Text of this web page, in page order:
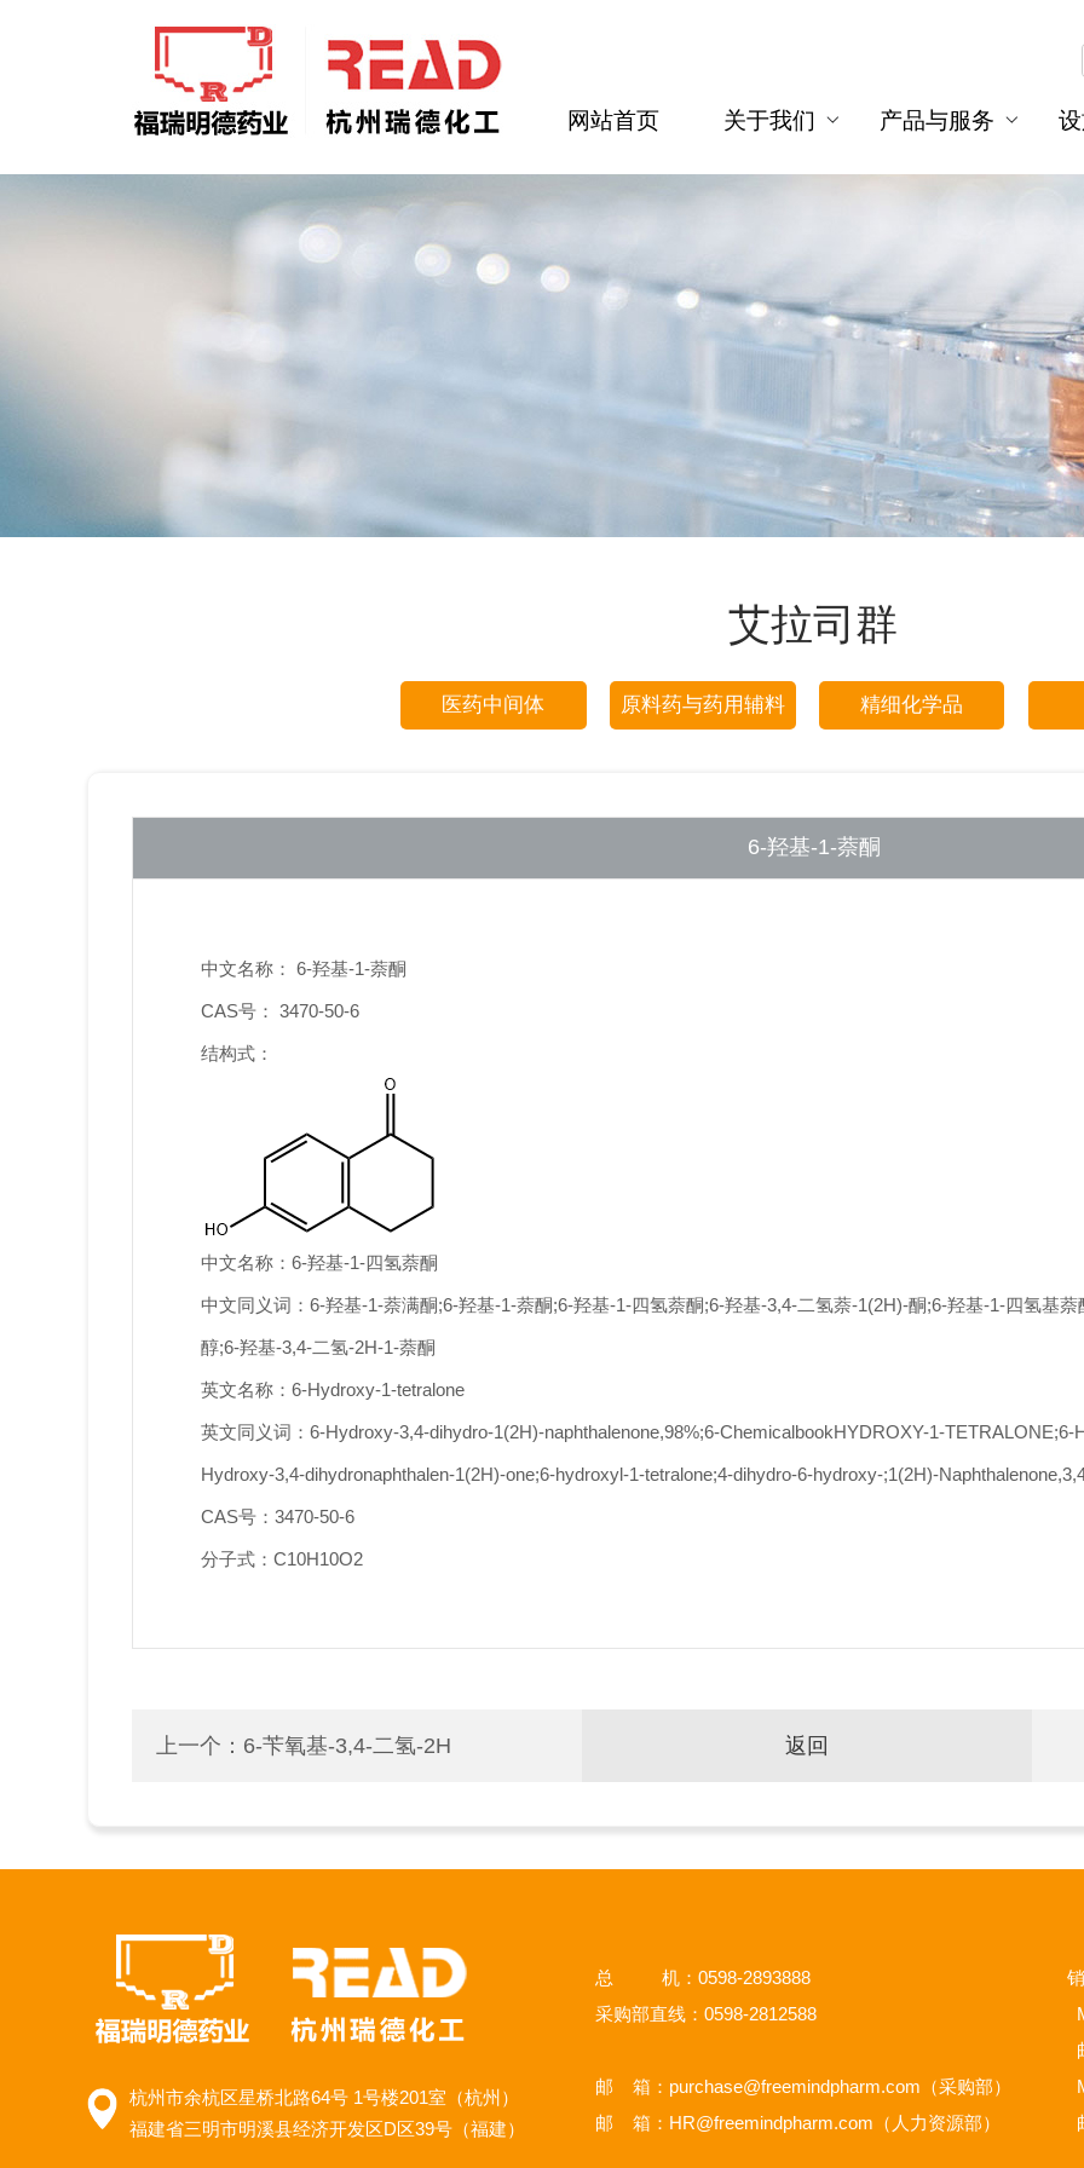
网站首页 关于我们 产品与服务
艾拉司群
医药中间体 原料药与药用辅料 精细化学品
6-羟基-1-萘酮
中文名称： 6-羟基-1-萘酮
CAS号： 3470-50-6
结构式：
中文名称：6-羟基-1-四氢萘酮
中文同义词：6-羟基-1-萘满酮;6-羟基-1-萘酮;6-羟基-1-四氢萘酮;6-羟基-3,4-二氢萘-1(2H)-酮;6-羟基-1-四氢基
醇;6-羟基-3,4-二氢-2H-1-萘酮
英文名称：6-Hydroxy-1-tetralone
英文同义词：6-Hydroxy-3,4-dihydro-1(2H)-naphthalenone,98%;6-ChemicalbookHYDROXY-1-
Hydroxy-3,4-dihydronaphthalen-1(2H)-one;6-hydroxyl-1-tetralone;4-dihydro-6-hydroxy-;1(2H)-
CAS号：3470-50-6
分子式：C10H10O2
上一个： 6-苄氧基-3,4-二氢-2H 返回
杭州市余杭区星桥北路64号 1号楼201室（杭州）
福建省三明市明溪县经济开发区D区39号（福建）
总 机：0598-2893888
采购部直线：0598-2812588
邮 箱： purchase@freemindpharm.com （采购部）
邮 箱： HR@freemindpharm.com （人力资源部）